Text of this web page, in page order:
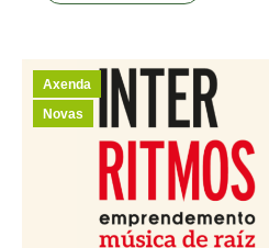
Axenda
Novas